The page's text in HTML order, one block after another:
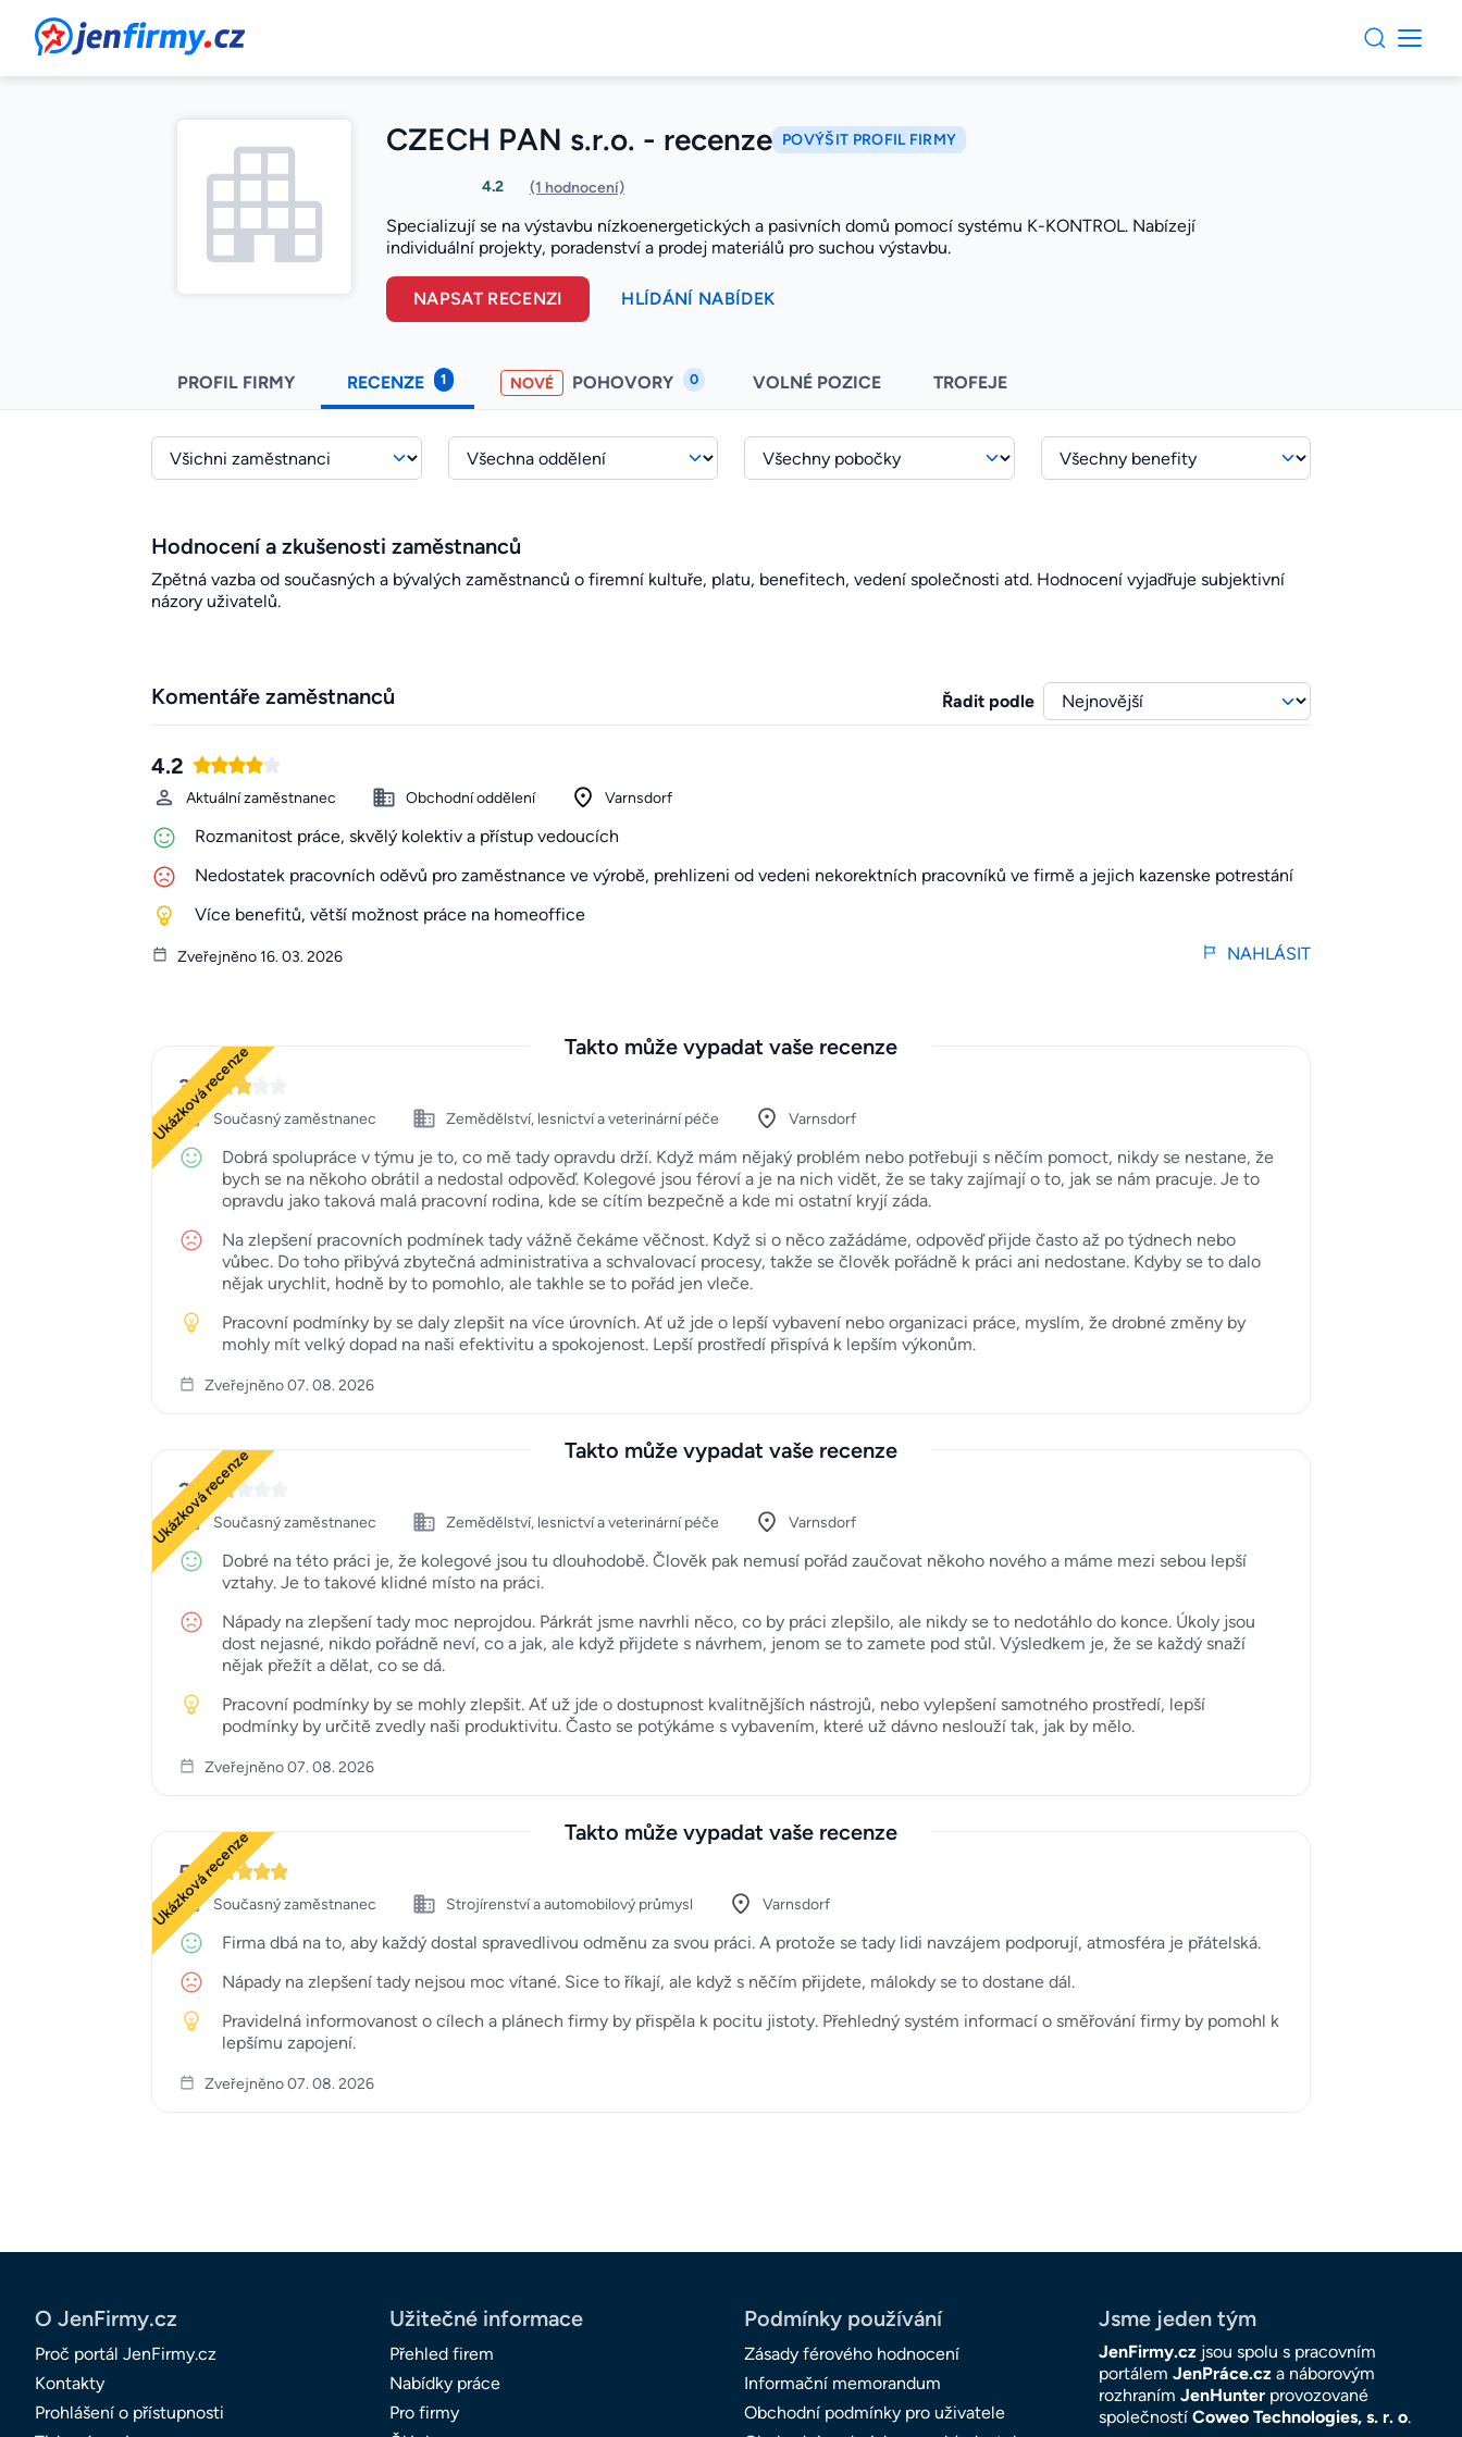
JenFirmy.cz
CZECH PAN s.r.o. - recenze POVÝŠIT PROFIL FIRMY
4.2 (1 hodnocení)
Specializují se na výstavbu nízkoenergetických a pasivních domů pomocí systému K-KONTROL. Nabízejí
individuální projekty, poradenství a prodej materiálů pro suchou výstavbu.
NAPSAT RECENZI HLÍDÁNÍ NABÍDEK
PROFIL FIRMY RECENZE 1 NOVÉ POHOVORY 0 VOLNÉ POZICE TROFEJE
Hodnocení a zkušenosti zaměstnanců
Zpětná vazba od současných a bývalých zaměstnanců o firemní kultuře, platu, benefitech, vedení společnosti atd. Hodnocení vyjadřuje subjektivní
názory uživatelů.
Komentáře zaměstnanců Řadit podle
4.2
Aktuální zaměstnanec Obchodní oddělení Varnsdorf
Rozmanitost práce, skvělý kolektiv a přístup vedoucích
Nedostatek pracovních oděvů pro zaměstnance ve výrobě, prehlizeni od vedeni nekorektních pracovníků ve firmě a jejich kazenske potrestání
Více benefitů, větší možnost práce na homeoffice
Zveřejněno 16. 03. 2026 NAHLÁSIT
Takto může vypadat vaše recenze
Ukázková recenze
3
Současný zaměstnanec Zemědělství, lesnictví a veterinární péče Varnsdorf
Dobrá spolupráce v týmu je to, co mě tady opravdu drží. Když mám nějaký problém nebo potřebuji s něčím pomoct, nikdy se nestane, že
bych se na někoho obrátil a nedostal odpověď. Kolegové jsou féroví a je na nich vidět, že se taky zajímají o to, jak se nám pracuje. Je to
opravdu jako taková malá pracovní rodina, kde se cítím bezpečně a kde mi ostatní kryjí záda.
Na zlepšení pracovních podmínek tady vážně čekáme věčnost. Když si o něco zažádáme, odpověď přijde často až po týdnech nebo
vůbec. Do toho přibývá zbytečná administrativa a schvalovací procesy, takže se člověk pořádně k práci ani nedostane. Kdyby se to dalo
nějak urychlit, hodně by to pomohlo, ale takhle se to pořád jen vleče.
Pracovní podmínky by se daly zlepšit na více úrovních. Ať už jde o lepší vybavení nebo organizaci práce, myslím, že drobné změny by
mohly mít velký dopad na naši efektivitu a spokojenost. Lepší prostředí přispívá k lepším výkonům.
Zveřejněno 07. 08. 2026
Takto může vypadat vaše recenze
Ukázková recenze
2
Současný zaměstnanec Zemědělství, lesnictví a veterinární péče Varnsdorf
Dobré na této práci je, že kolegové jsou tu dlouhodobě. Člověk pak nemusí pořád zaučovat někoho nového a máme mezi sebou lepší
vztahy. Je to takové klidné místo na práci.
Nápady na zlepšení tady moc neprojdou. Párkrát jsme navrhli něco, co by práci zlepšilo, ale nikdy se to nedotáhlo do konce. Úkoly jsou
dost nejasné, nikdo pořádně neví, co a jak, ale když přijdete s návrhem, jenom se to zamete pod stůl. Výsledkem je, že se každý snaží
nějak přežít a dělat, co se dá.
Pracovní podmínky by se mohly zlepšit. Ať už jde o dostupnost kvalitnějších nástrojů, nebo vylepšení samotného prostředí, lepší
podmínky by určitě zvedly naši produktivitu. Často se potýkáme s vybavením, které už dávno neslouží tak, jak by mělo.
Zveřejněno 07. 08. 2026
Takto může vypadat vaše recenze
Ukázková recenze
5
Současný zaměstnanec Strojírenství a automobilový průmysl Varnsdorf
Firma dbá na to, aby každý dostal spravedlivou odměnu za svou práci. A protože se tady lidi navzájem podporují, atmosféra je přátelská.
Nápady na zlepšení tady nejsou moc vítané. Sice to říkají, ale když s něčím přijdete, málokdy se to dostane dál.
Pravidelná informovanost o cílech a plánech firmy by přispěla k pocitu jistoty. Přehledný systém informací o směřování firmy by pomohl k
lepšímu zapojení.
Zveřejněno 07. 08. 2026
O JenFirmy.cz
Proč portál JenFirmy.cz
Kontakty
Prohlášení o přístupnosti
Užitečné informace
Přehled firem
Nabídky práce
Pro firmy
Podmínky používání
Zásady férového hodnocení
Informační memorandum
Obchodní podmínky pro uživatele
Jsme jeden tým
JenFirmy.cz jsou spolu s pracovním
portálem JenPráce.cz a náborovým
rozhraním JenHunter provozované
společností Coweo Technologies, s. r. o.